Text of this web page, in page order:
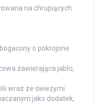
na chrupiących
o pokrojone
zawierająca jabło,
wraz ze świeżymi
jako dodatek,